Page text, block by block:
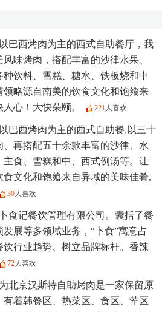
巴西烤肉为主的西式自助餐厅，我
味烤肉，搭配丰富的沙律水果、
饮料、雪糕、糖水、铁板烧和中
略源自南美的饮食文化和饱飨来
心！大快朵颐。
221人喜欢
巴西烤肉为主的西式自助餐,以三十
再搭配五十余款丰富的沙律、水
食、雪糕和中、西式例汤等。让
文化和饱飨来自异域的美味佳肴,
30人喜欢
食记餐饮管理有限公司。囊括了餐
展等多领域业务，“卜食”寓意占
饮行业趋势、树立品牌标杆。香辣
72人喜欢
北京汉斯特自助烤肉是一家保留原
着韩餐区、热菜区、食区、荤区